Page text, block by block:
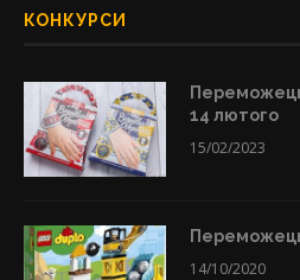
КОНКУРСИ
14 лютого
15/02/2023
14/10/2020